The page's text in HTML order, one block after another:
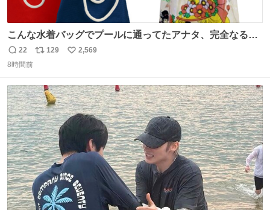
こんな水着バッグでプールに通ってたアナタ、完全なる同
世代（笑） #70年代 #80年代 #昭和レトロ
返
信
22
リ
ト
数
129
い
数
2,569
8時間前